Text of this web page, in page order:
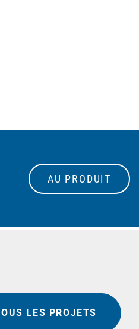
AU PRODUIT
LES PROJETS